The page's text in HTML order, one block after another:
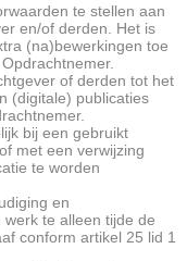
te stellen aan
en/of derden. Het is
(na)bewerkingen toe
of derden tot het
(digitale) publicaties
bij een gebruikt
met een verwijzing
te worden
en
te alleen tijde de
conform artikel 25 lid 1